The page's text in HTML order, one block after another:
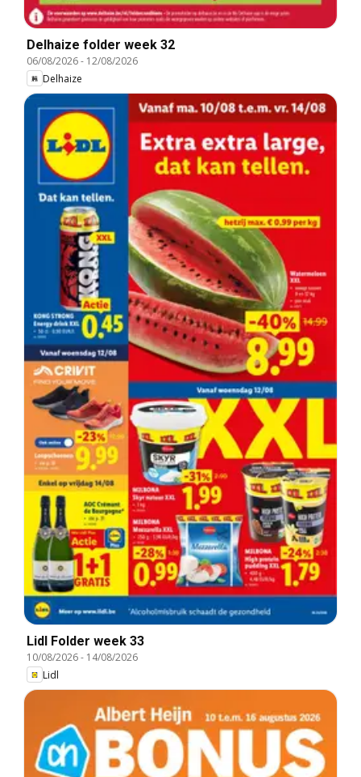
Delhaize folder week 32
06/08/2026- 12/08/2026
Delhaize
Lidl Folder week 33
10/08/2026- 14/08/2026
Lidl